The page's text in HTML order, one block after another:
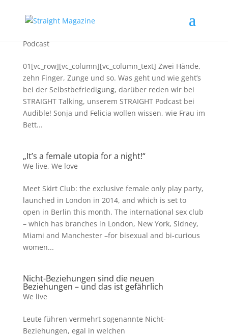
Podcast
01[vc_row][vc_column][vc_column_text] Zwei Hände,
zehn Finger, Zunge und so. Was geht und wie geht’s
bei der Selbstbefriedigung, darüber reden wir bei
STRAIGHT Talking, unserem STRAIGHT Podcast bei
Audible! Sonja und Felicia wollen wissen, wie Frau im
Bett...
„It’s a female utopia for a night!“
We live, We love
Meet Skirt Club: the exclusive female only play party,
launched in London in 2014, and which is set to
open in Berlin this month. The international sex club
– which has branches in London, New York, Sidney,
Miami and Manchester –for bisexual and bi-curious
women...
Nicht-Beziehungen sind die neuen
Beziehungen – und das ist gefährlich
We live
Leute führen vermehrt sogenannte Nicht-
Beziehungen, egal in welchen